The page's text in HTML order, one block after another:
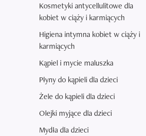
Kosmetyki antycellulitowe dla
kobiet w ciąży i karmiących
Higiena intymna kobiet w ciąży i
karmiących
Kąpiel i mycie maluszka
Płyny do kąpieli dla dzieci
Żele do kąpieli dla dzieci
Olejki myjące dla dzieci
Mydła dla dzieci